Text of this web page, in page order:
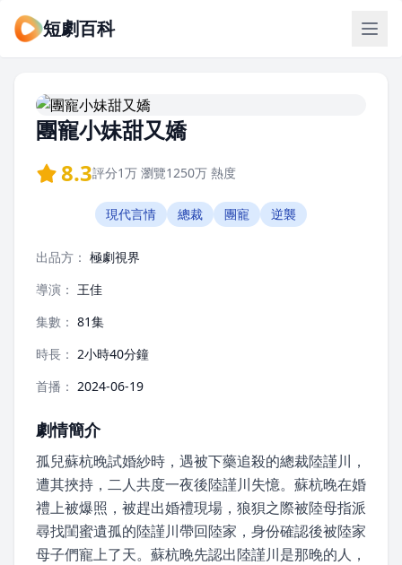
短劇百科
團寵小妹甜又嬌
8.3評分1万 瀏覽1250万 熱度
現代言情 總裁 團寵 逆襲
出品方： 極劇視界
導演： 王佳
集數： 81集
時長： 2小時40分鐘
首播： 2024-06-19
劇情簡介
孤兒蘇杭晚試婚紗時，遇被下藥追殺的總裁陸謹川，
遭其挾持，二人共度一夜後陸謹川失憶。蘇杭晚在婚
禮上被爆照，被趕出婚禮現場，狼狽之際被陸母指派
尋找閨蜜遺孤的陸謹川帶回陸家，身份確認後被陸家
母子們寵上了天。蘇杭晚先認出陸謹川是那晚的人，